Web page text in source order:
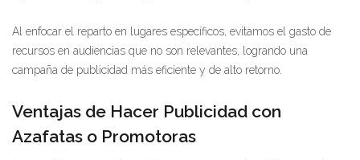
Al enfocar el reparto en lugares específicos, evitamos el gasto de
recursos en audiencias que no son relevantes, logrando una
campaña de publicidad más eficiente y de alto retorno.
Ventajas de Hacer Publicidad con
Azafatas o Promotoras